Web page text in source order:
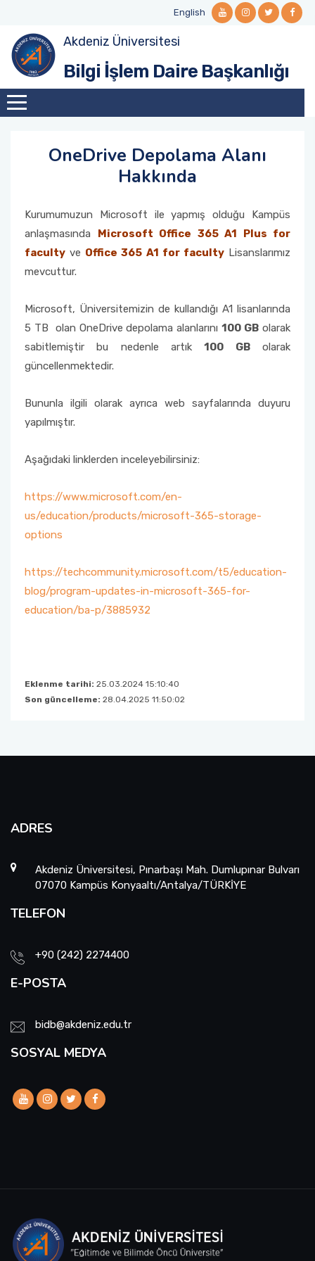
English
Akdeniz Üniversitesi
Bilgi İşlem Daire Başkanlığı
OneDrive Depolama Alanı
Hakkında
Kurumumuzun Microsoft ile yapmış olduğu Kampüs
anlaşmasında Microsoft Office 365 A1 Plus for
faculty ve Office 365 A1 for facultyLisanslarımız
mevcuttur.
Microsoft, Üniversitemizin de kullandığı A1 lisanlarında
5 TB olan OneDrive depolama alanlarını100 GB olarak
sabitlemiştir bu nedenle artık100 GBolarak
güncellenmektedir.
Bununla ilgili olarak ayrıca web sayfalarında duyuru
yapılmıştır.
Aşağıdaki linklerden inceleyebilirsiniz:
https://www.microsoft.com/en-
us/education/products/microsoft-365-storage-
options
https://techcommunity.microsoft.com/t5/education-
blog/program-updates-in-microsoft-365-for-
education/ba-p/3885932
Eklenme tarihi: 25.03.2024 15:10:40
Son güncelleme: 28.04.2025 11:50:02
ADRES
Akdeniz Üniversitesi, Pınarbaşı Mah. Dumlupınar Bulvarı
07070 Kampüs Konyaaltı/Antalya/TÜRKİYE
TELEFON
+90 (242) 2274400
E-POSTA
bidb@akdeniz.edu.tr
SOSYAL MEDYA
Misyon ve Vizyon
Kalite Komisyonu
Görev Tanımları
Öğrenci E-posta
Personel E-posta
Ağ ve Sistem Hizmetleri
Office 365
SSL-VPN (Kütüphane Veritabanı Erişimi)
Teknik Servis Hizmetleri
Bilgi Güvenliği
BGYS Politikası